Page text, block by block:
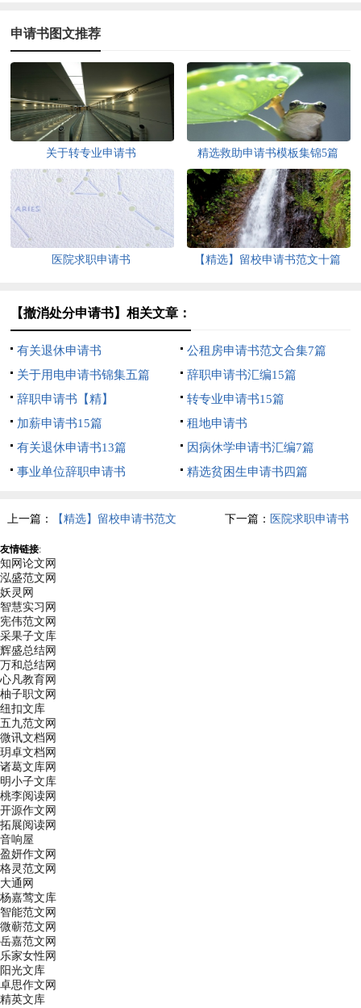
申请书图文推荐
关于转专业申请书 精选救助申请书模板集锦5篇
医院求职申请书 【精选】留校申请书范文十篇
【撤消处分申请书】相关文章：
有关退休申请书
公租房申请书范文合集7篇
关于用电申请书锦集五篇
辞职申请书汇编15篇
辞职申请书【精】
转专业申请书15篇
加薪申请书15篇
租地申请书
有关退休申请书13篇
因病休学申请书汇编7篇
事业单位辞职申请书
精选贫困生申请书四篇
上一篇： 【精选】留校申请书范文
十篇
下一篇： 医院求职申请书
友情链接:
知网论文网
泓盛范文网
妖灵网
智慧实习网
宪伟范文网
采果子文库
辉盛总结网
万和总结网
心凡教育网
柚子职文网
纽扣文库
五九范文网
微讯文档网
玥卓文档网
诸葛文库网
明小子文库
桃李阅读网
开源作文网
拓展阅读网
音响屋
盈妍作文网
格灵范文网
大通网
杨嘉莺文库
智能范文网
微蕲范文网
岳嘉范文网
乐家女性网
阳光文库
卓思作文网
精英文库